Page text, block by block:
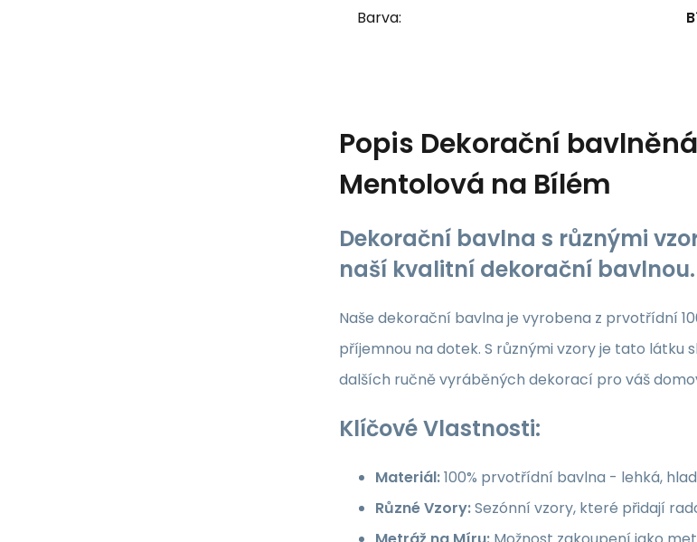
Barva:
Popis Dekorační
Mentolová na Bílém
Dekorační bavlna s různými
naší kvalitní dekorační bavlnou.
Naše dekorační bavlna je vyrobena z prvotřídní
příjemnou na dotek. S různými vzory je tato látku
dalších ručně vyráběných dekorací pro váš
Klíčové Vlastnosti:
Materiál:100% prvotřídní bavlna - lehká,
Různé Vzory:Sezónní vzory, které přidají